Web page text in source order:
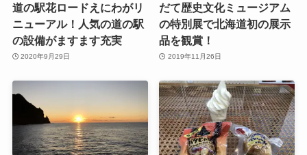
道の駅花ロードえにわがリ
ニューアル！人気の道の駅
の設備がますます充実
2020年9月29日
だて歴史文化ミュージアム
の特別展で北海道初の展示
品を観賞！
2019年11月26日